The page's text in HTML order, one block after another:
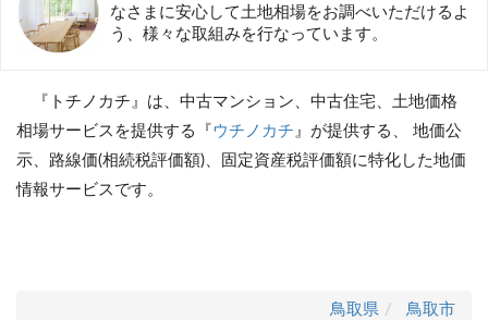
なさまに安心して土地相場をお調べいただけるよ
う、様々な取組みを行なっています。
『トチノカチ』は、中古マンション、中古住宅、土地価格
相場サービスを提供する『 ウチノカチ 』が提供する、 地価公
示、路線価(相続税評価額)、固定資産税評価額に特化した地価
情報サービスです。
鳥取県 鳥取市